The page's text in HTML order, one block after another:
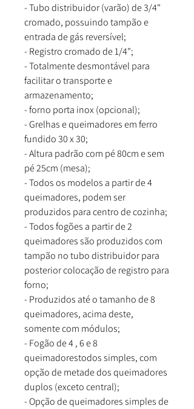
- Tubo distribuidor (varão) de 3/4"
cromado, possuindo tampão e
entrada de gás reversível;
- Registro cromado de 1/4";
- Totalmente desmontável para
facilitar o transporte e
armazenamento;
- forno porta inox (opcional);
- Grelhas e queimadores em ferro
fundido 30 x 30;
- Altura padrão com pé 80cm e sem
pé 25cm (mesa);
- Todos os modelos a partir de 4
queimadores, podem ser
produzidos para centro de cozinha;
- Todos fogões a partir de 2
queimadores são produzidos com
tampão no tubo distribuidor para
posterior colocação de registro para
forno;
- Produzidos até o tamanho de 8
queimadores, acima deste,
somente com módulos;
- Fogão de 4 , 6 e 8
queimadorestodos simples, com
opção de metade dos queimadores
duplos (exceto central);
- Opção de queimadores simples de